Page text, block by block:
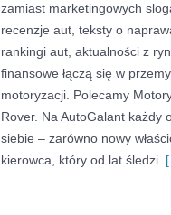
zamiast marketingowych
recenzje aut, teksty o
rankingi aut, aktualności z
finansowe łączą się w
motoryzacji. Polecamy
Rover. Na AutoGalant każdy
siebie – zarówno nowy
kierowca, który od lat śledzi